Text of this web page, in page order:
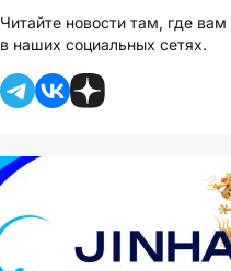
Читайте новости там, где вам
в наших социальных сетях.